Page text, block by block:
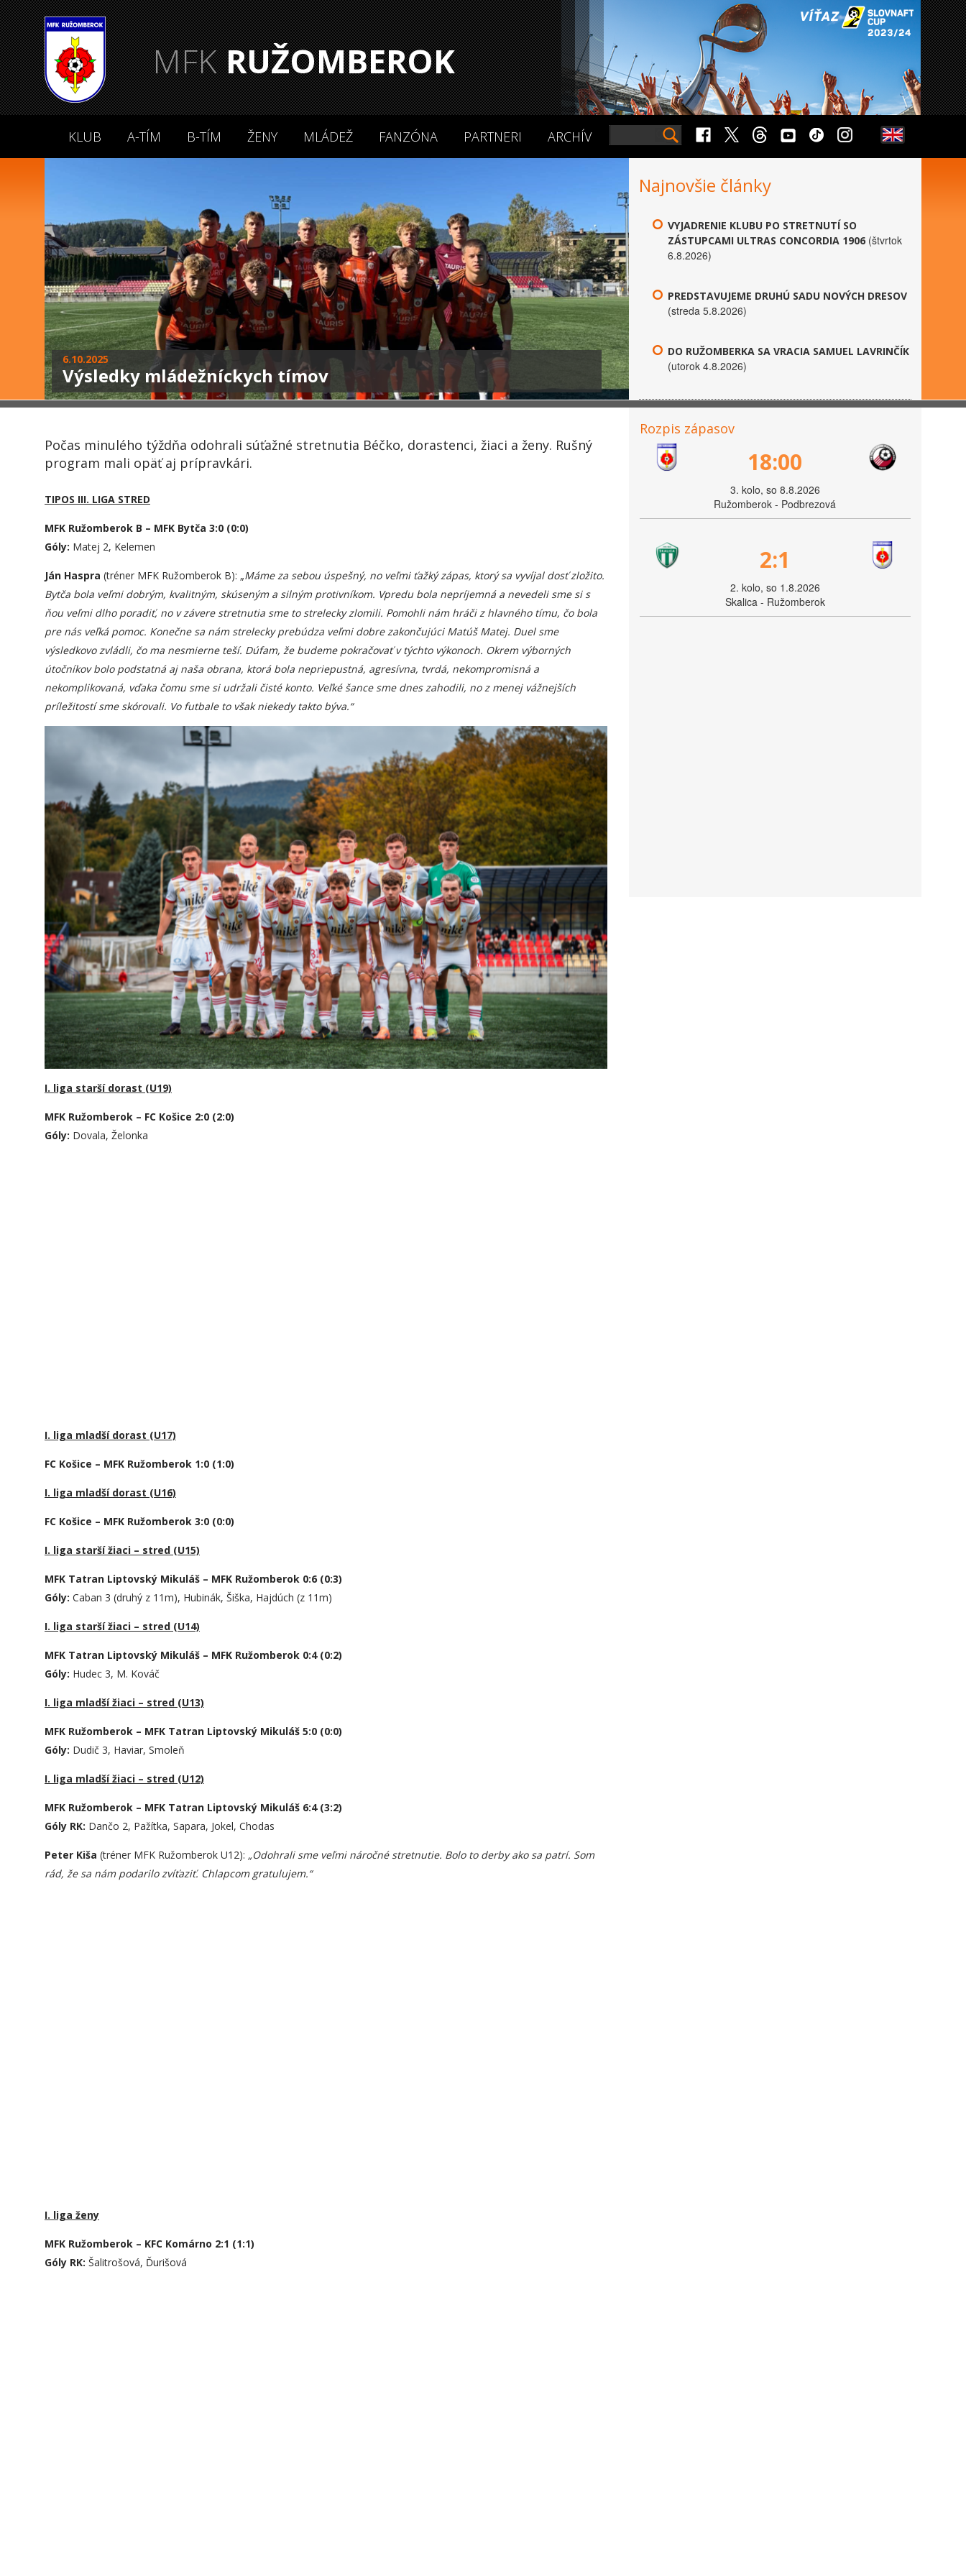
MFKRUŽOMBEROK
KLUB A-TÍM B-TÍM ŽENY MLÁDEŽ FANZÓNA PARTNERI ARCHÍV
6.10.2025
Výsledky mládežníckych tímov
Najnovšie články
VYJADRENIE KLUBU PO STRETNUTÍ SO
ZÁSTUPCAMI ULTRAS CONCORDIA 1906 (štvrtok
6.8.2026)
PREDSTAVUJEME DRUHÚ SADU NOVÝCH DRESOV
(streda 5.8.2026)
DO RUŽOMBERKA SA VRACIA SAMUEL LAVRINČÍK
(utorok 4.8.2026)
Počas minulého týždňa odohrali súťažné stretnutia Béčko, dorastenci, žiaci a ženy. Rušný
program mali opäť aj prípravkári.
TIPOS III. LIGA STRED
MFK Ružomberok B – MFK Bytča 3:0 (0:0)
Góly: Matej 2, Kelemen
Ján Haspra (tréner MFK Ružomberok B): „Máme za sebou úspešný, no veľmi ťažký zápas, ktorý sa vyvíjal dosť zložito.
Bytča bola veľmi dobrým, kvalitným, skúseným a silným protivníkom. Vpredu bola nepríjemná a nevedeli sme si s
ňou veľmi dlho poradiť, no v závere stretnutia sme to strelecky zlomili. Pomohli nám hráči z hlavného tímu, čo bola
pre nás veľká pomoc. Konečne sa nám strelecky prebúdza veľmi dobre zakončujúci Matúš Matej. Duel sme
výsledkovo zvládli, čo ma nesmierne teší. Dúfam, že budeme pokračovať v týchto výkonoch. Okrem výborných
útočníkov bolo podstatná aj naša obrana, ktorá bola nepriepustná, agresívna, tvrdá, nekompromisná a
nekomplikovaná, vďaka čomu sme si udržali čisté konto. Veľké šance sme dnes zahodili, no z menej vážnejších
príležitostí sme skórovali. Vo futbale to však niekedy takto býva.“
I. liga starší dorast (U19)
MFK Ružomberok – FC Košice 2:0 (2:0)
Góly: Dovala, Želonka
I. liga mladší dorast (U17)
FC Košice – MFK Ružomberok 1:0 (1:0)
I. liga mladší dorast (U16)
FC Košice – MFK Ružomberok 3:0 (0:0)
I. liga starší žiaci – stred (U15)
MFK Tatran Liptovský Mikuláš – MFK Ružomberok 0:6 (0:3)
Góly: Caban 3 (druhý z 11m), Hubinák, Šiška, Hajdúch (z 11m)
I. liga starší žiaci – stred (U14)
MFK Tatran Liptovský Mikuláš – MFK Ružomberok 0:4 (0:2)
Góly: Hudec 3, M. Kováč
I. liga mladší žiaci – stred (U13)
MFK Ružomberok – MFK Tatran Liptovský Mikuláš 5:0 (0:0)
Góly: Dudič 3, Haviar, Smoleň
I. liga mladší žiaci – stred (U12)
MFK Ružomberok – MFK Tatran Liptovský Mikuláš 6:4 (3:2)
Góly RK: Dančo 2, Pažítka, Sapara, Jokel, Chodas
Peter Kiša (tréner MFK Ružomberok U12): „Odohrali sme veľmi náročné stretnutie. Bolo to derby ako sa patrí. Som
rád, že sa nám podarilo zvíťaziť. Chlapcom gratulujem.“
I. liga ženy
MFK Ružomberok – KFC Komárno 2:1 (1:1)
Góly RK: Šalitrošová, Ďurišová
Rozpis zápasov
18:00
3. kolo, so 8.8.2026
Ružomberok - Podbrezová
2:1
2. kolo, so 1.8.2026
Skalica - Ružomberok